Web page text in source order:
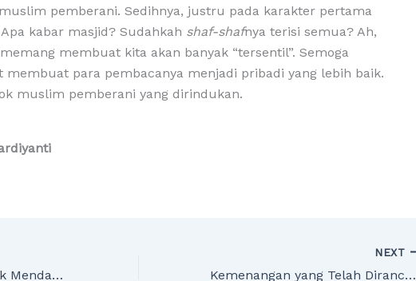
pemberani. Sedihnya, justru pada karakter pertama
kabar masjid? Sudahkah shaf-shafnya terisi semua? Ah,
membuat kita akan banyak “tersentil”. Semoga
membuat para pembacanya menjadi pribadi yang lebih baik.
muslim pemberani yang dirindukan.
Kalaupun Engkau Tidak Mendapat Pahala
NEXT
Kemenangan yang Telah Dirancang Oleh Allah